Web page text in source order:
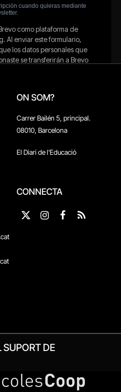
ON SOM?
Carrer Bailén 5, principal.
08010, Barcelona
El Diari de l'Educació
CONNECTA
X
Instagram
Facebook
RSS
SUPORT DE